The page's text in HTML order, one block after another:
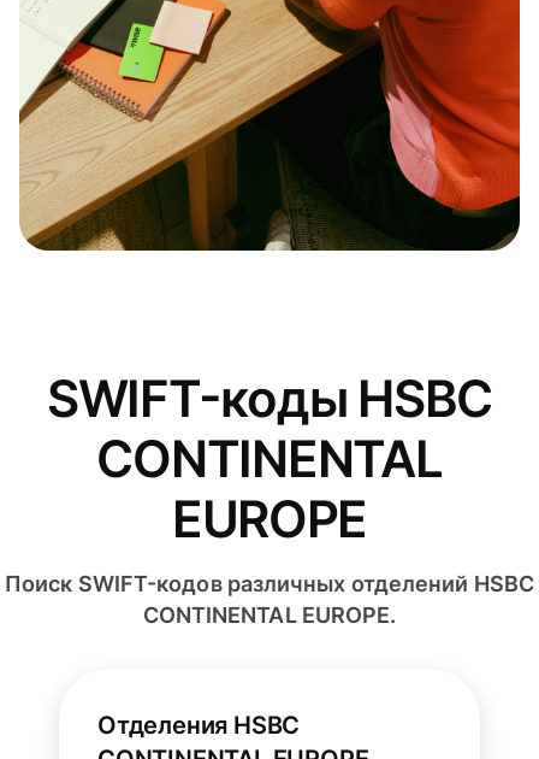
SWIFT-коды HSBC
CONTINENTAL
EUROPE
Поиск SWIFT-кодов различных отделений HSBC
CONTINENTAL EUROPE.
Отделения HSBC